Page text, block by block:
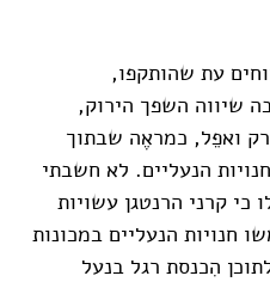
עת שהותקפו,
שיווה השפך הירוק,
ואפֵל, כמראֶה שבתוך
הנעליים. לא חשבתי
קרני הרנטגן עשויות
חנויות הנעליים במכונות
הִכנסת רגל בנעל